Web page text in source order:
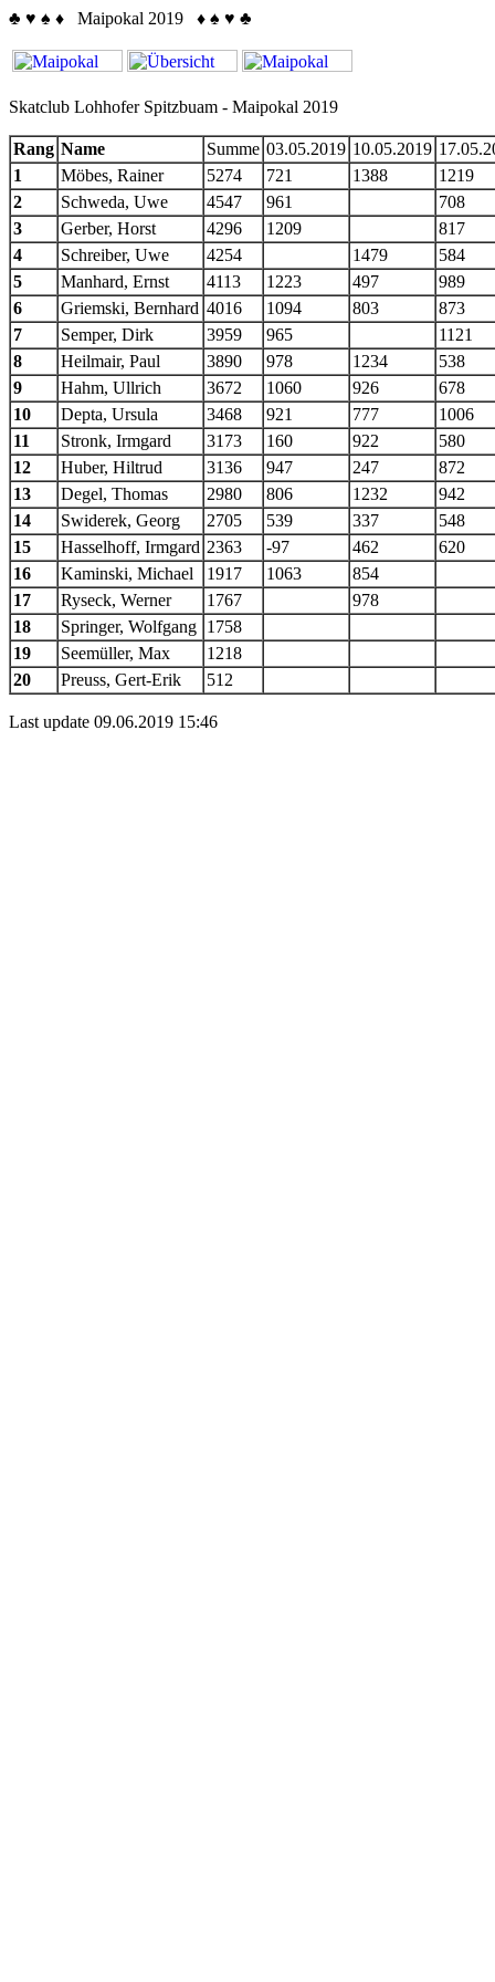
♣ ♥ ♠ ♦ Maipokal 2019 ♦ ♠ ♥ ♣
Skatclub Lohhofer Spitzbuam - Maipokal 2019
Rang Name Summe 03.05.2019 10.05.2019
1
Möbes, Rainer 5274 721 1388
1219
2
Schweda, Uwe 4547 961
708
3
Gerber, Horst 4296 1209
817
4
Schreiber, Uwe 4254 1479
584
5
Manhard, Ernst 4113 1223 497
989
6
Griemski, Bernhard 4016 1094 803
873
7
Semper, Dirk 3959 965
1121
8
Heilmair, Paul 3890 978 1234
538
9
Hahm, Ullrich 3672 1060 926
678
10
Depta, Ursula 3468 921 777
1006
11
Stronk, Irmgard 3173 160 922
580
12
Huber, Hiltrud 3136 947 247
872
13
Degel, Thomas 2980 806 1232
942
14
Swiderek, Georg 2705 539 337
548
15
Hasselhoff, Irmgard 2363 -97 462
620
16
Kaminski, Michael 1917 1063
854
17
Ryseck, Werner 1767
978
18
Springer, Wolfgang 1758
19
Seemüller, Max
1218
20
Preuss, Gert-Erik 512
Last update 09.06.2019 15:46